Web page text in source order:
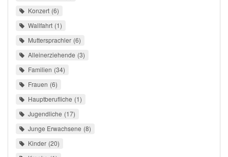
Konzert 6
Wallfahrt 1
Muttersprachler 6
Alleinerziehende 3
Familien 34
Frauen 6
Hauptberufliche 1
Jugendliche 17
Junge Erwachsene 8
Kinder 20